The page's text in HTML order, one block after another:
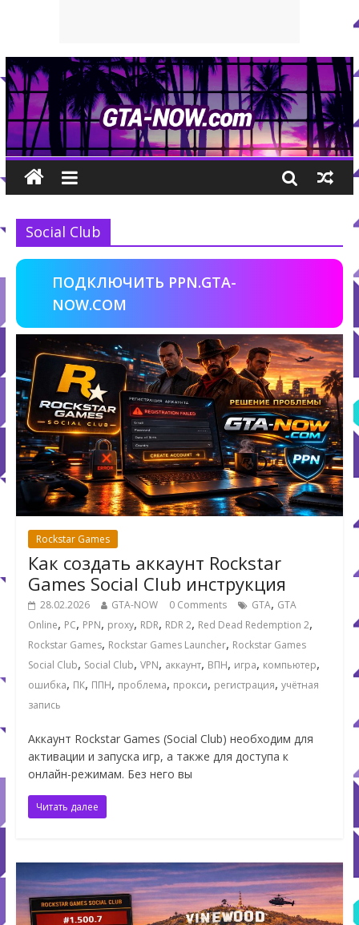
Social Club
ПОДКЛЮЧИТЬ PPN.GTA-
NOW.COM
Rockstar Games
Как создать аккаунт Rockstar
Games Social Club инструкция
28.02.2026 GTA-NOW 0 Comments GTA, GTA
Online, PC, PPN, proxy, RDR, RDR 2, Red Dead Redemption 2,
Rockstar Games, Rockstar Games Launcher, Rockstar Games
Social Club, Social Club, VPN, аккаунт, ВПН, игра, компьютер,
ошибка, ПК, ППН, проблема, прокси, регистрация, учётная
запись
Аккаунт Rockstar Games (Social Club) необходим для
активации и запуска игр, а также для доступа к
онлайн-режимам. Без него вы
Читать далее